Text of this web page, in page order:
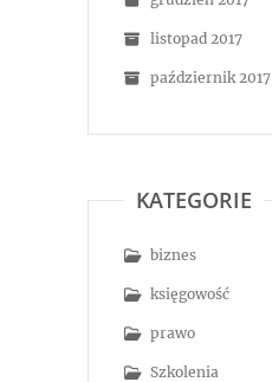
listopad 2017
październik 2017
KATEGORIE
biznes
księgowość
prawo
Szkolenia